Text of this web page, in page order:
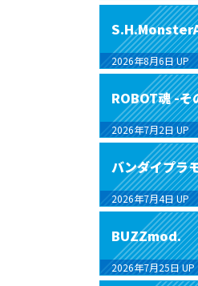
2026年8月6日 UP
ROBOT魂 -そ
2026年7月2日 UP
バンダイプラ
2026年7月4日 UP
BUZZmod.
2026年7月25日 UP